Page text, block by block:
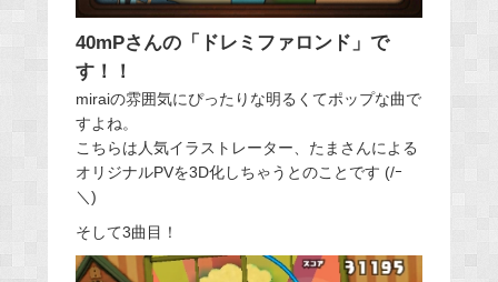
40mPさんの「ドレミファロンド」で
す！！
miraiの雰囲気にぴったりな明るくてポップな曲で
すよね。
こちらは人気イラストレーター、たまさんによる
オリジナルPVを3D化しちゃうとのことです (/ｰ
＼)
そして3曲目！